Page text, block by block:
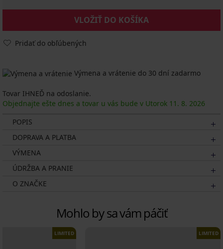
VLOŽIŤ DO KOŠÍKA
Pridať do obľúbených
Výmena a vrátenie do 30 dní zadarmo
Tovar IHNEĎ na odoslanie.
Objednajte ešte dnes a tovar u vás bude v Utorok 11. 8. 2026
POPIS
DOPRAVA A PLATBA
VÝMENA
ÚDRŽBA A PRANIE
O ZNAČKE
Mohlo by sa vám páčiť
LIMITED LIMITED